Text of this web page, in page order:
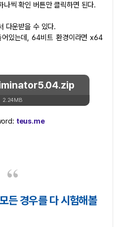
나씩 확인 버튼만 클릭하면 된다.
다운받을 수 있다.
있는데, 64비트 환경이라면 x64
2.24MB
teus.me
모든 경우를 다 시험해볼